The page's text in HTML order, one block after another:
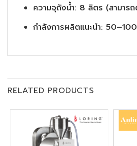
ความจุถังน้ำ: 8 ลิตร (สามาร
กำลังการผลิตแนะนำ:
RELATED PRODUCTS